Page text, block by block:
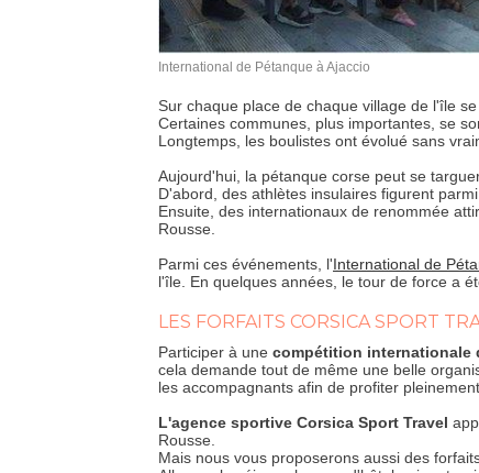
International de Pétanque à Ajaccio
Sur chaque place de chaque village de l'île
Certaines communes, plus importantes, se
Longtemps, les boulistes ont évolué sans
Aujourd'hui, la pétanque corse peut se
D'abord, des athlètes insulaires figurent
Ensuite, des internationaux de renommée
Rousse.
Parmi ces événements, l'International de
l'île. En quelques années, le tour de force a
LES FORFAITS CORSICA SPORT
Participer à une compétition internationale
cela demande tout de même une belle
les accompagnants afin de profiter
L'agence sportive Corsica Sport Travel
Rousse.
Mais nous vous proposerons aussi des